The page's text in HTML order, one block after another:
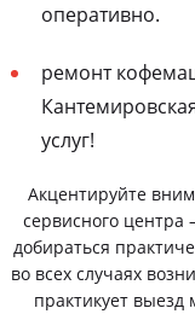
оперативно.
ремонт
услуг!
Акцентируйте
сервисного центра
добираться
во всех случаях
практикует выезд